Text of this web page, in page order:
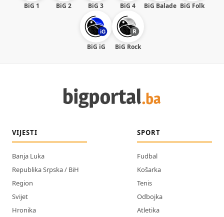
BiG 1 BiG 2 BiG 3 BiG 4 BiG Balade BiG Folk
BiG iG BiG Rock
VIJESTI
Banja Luka
Republika Srpska / BiH
Region
Svijet
Hronika
SPORT
Fudbal
Košarka
Tenis
Odbojka
Atletika